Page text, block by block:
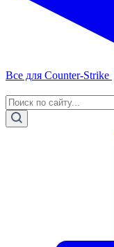
Все для Counter-Strike